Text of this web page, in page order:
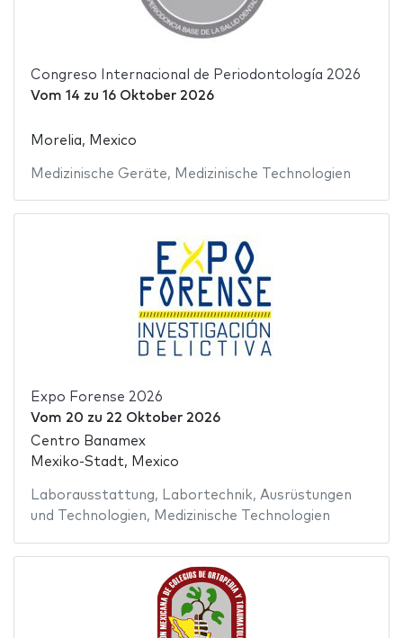
Congreso Internacional de Periodontología 2026
Vom 14 zu 16 Oktober 2026
Morelia, Mexico
Medizinische Geräte, Medizinische Technologien
Expo Forense 2026
Vom 20 zu 22 Oktober 2026
Centro Banamex
Mexiko-Stadt, Mexico
Laborausstattung, Labortechnik, Ausrüstungen
und Technologien, Medizinische Technologien